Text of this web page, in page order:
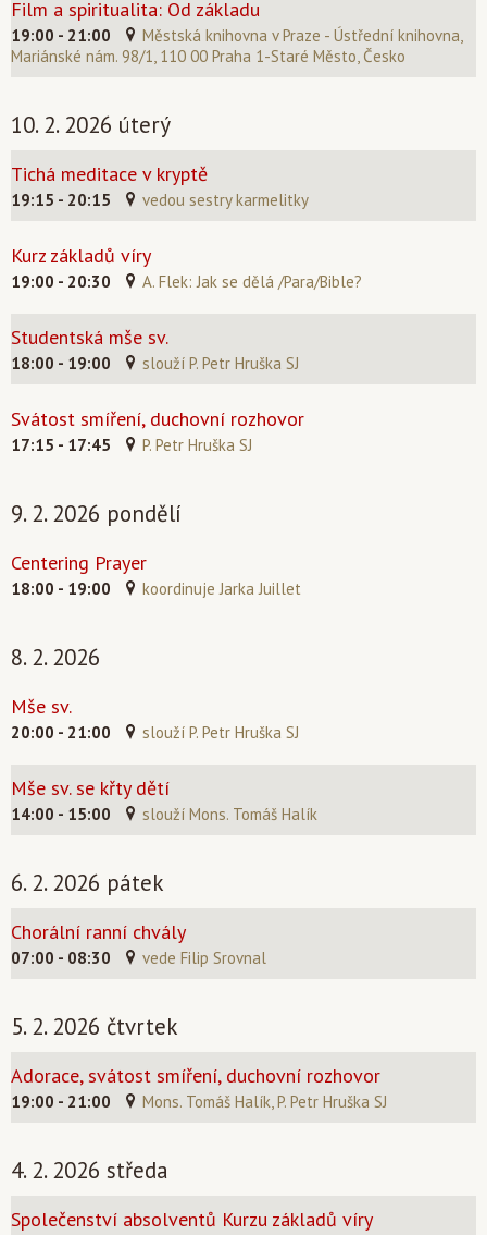
Film a spiritualita: Od základu
19:00 - 21:00
Městská knihovna v Praze - Ústřední knihovna,
Mariánské nám. 98/1, 110 00 Praha 1-Staré Město, Česko
10. 2. 2026 úterý
Tichá meditace v kryptě
19:15 - 20:15 vedou sestry karmelitky
Kurz základů víry
19:00 - 20:30 A. Flek: Jak se dělá /Para/Bible?
Studentská mše sv.
18:00 - 19:00 slouží P. Petr Hruška SJ
Svátost smíření, duchovní rozhovor
17:15 - 17:45 P. Petr Hruška SJ
9. 2. 2026 pondělí
Centering Prayer
18:00 - 19:00 koordinuje Jarka Juillet
8. 2. 2026
Mše sv.
20:00 - 21:00 slouží P. Petr Hruška SJ
Mše sv. se křty dětí
14:00 - 15:00 slouží Mons. Tomáš Halík
6. 2. 2026 pátek
Chorální ranní chvály
07:00 - 08:30 vede Filip Srovnal
5. 2. 2026 čtvrtek
Adorace, svátost smíření, duchovní rozhovor
19:00 - 21:00 Mons. Tomáš Halík, P. Petr Hruška SJ
4. 2. 2026 středa
Společenství absolventů Kurzu základů víry